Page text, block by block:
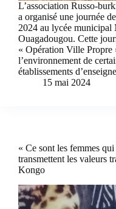
L’association Russo-
a organisé une journée
2024 au lycée
Ouagadougou. Cette
« Opération Ville Propre
l’environnement de
établissements
15 mai 2024
« Ce sont les femmes
transmettent les valeurs
Kongo